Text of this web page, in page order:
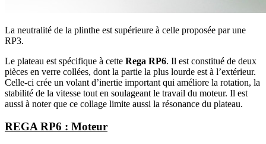
La neutralité de la plinthe est supérieure à celle proposée par une
RP3.
Le plateau est spécifique à cette Rega RP6. Il est constitué de deux
pièces en verre collées, dont la partie la plus lourde est à l’extérieur.
Celle-ci crée un volant d’inertie important qui améliore la rotation, la
stabilité de la vitesse tout en soulageant le travail du moteur. Il est
aussi à noter que ce collage limite aussi la résonance du plateau.
REGA RP6 : Moteur